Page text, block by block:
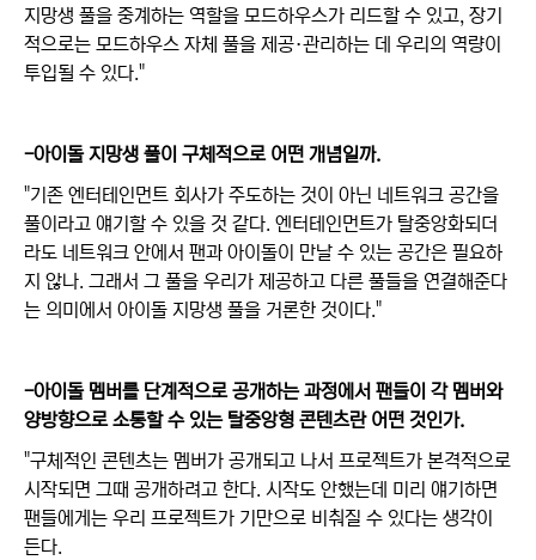
지망생 풀을 중계하는 역할을 모드하우스가 리드할 수 있고, 장기
적으로는 모드하우스 자체 풀을 제공·관리하는 데 우리의 역량이
투입될 수 있다."
-아이돌 지망생 풀이 구체적으로 어떤 개념일까.
"기존 엔터테인먼트 회사가 주도하는 것이 아닌 네트워크 공간을
풀이라고 얘기할 수 있을 것 같다. 엔터테인먼트가 탈중앙화되더
라도 네트워크 안에서 팬과 아이돌이 만날 수 있는 공간은 필요하
지 않나. 그래서 그 풀을 우리가 제공하고 다른 풀들을 연결해준다
는 의미에서 아이돌 지망생 풀을 거론한 것이다."
-아이돌 멤버를 단계적으로 공개하는 과정에서 팬들이 각 멤버와
양방향으로 소통할 수 있는 탈중앙형 콘텐츠란 어떤 것인가.
"구체적인 콘텐츠는 멤버가 공개되고 나서 프로젝트가 본격적으로
시작되면 그때 공개하려고 한다. 시작도 안했는데 미리 얘기하면
팬들에게는 우리 프로젝트가 기만으로 비춰질 수 있다는 생각이
든다.